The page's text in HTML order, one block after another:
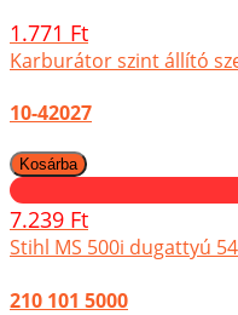
1.771 Ft
Karburátor szint állító
10-42027
7.239 Ft
Stihl MS 500i dugattyú
210 101 5000